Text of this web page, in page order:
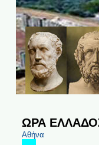
ΩΡΑ
Αθήνα